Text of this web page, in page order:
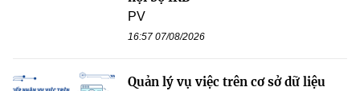
PV
16:57 07/08/2026
Quản lý vụ việc trên cơ sở dữ liệu